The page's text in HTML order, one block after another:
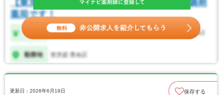
更新日：2026年6月19日 保存する